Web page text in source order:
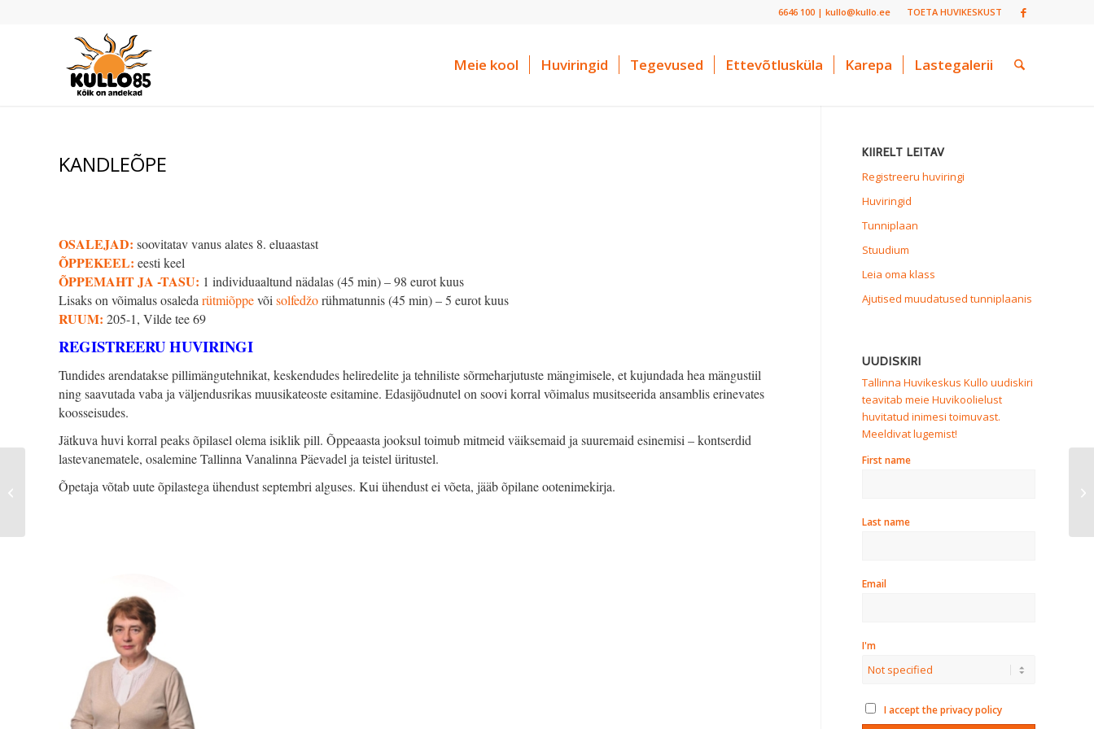
TOETA HUVIKESKUST
6646 100 | kullo@kullo.ee
Meie kool Huviringid Tegevused Ettevõtlusküla Karepa Lastegalerii
KANDLEÕPE
OSALEJAD: soovitatav vanus alates 8. eluaastast
ÕPPEKEEL: eesti keel
ÕPPEMAHT JA -TASU: 1 individuaaltund nädalas (45 min) – 98 eurot kuus
Lisaks on võimalus osaleda rütmiõppevõi solfedžorühmatunnis (45 min) – 5 eurot kuus
RUUM: 205-1, Vilde tee 69
REGISTREERU HUVIRINGI
Tundides arendatakse pillimängutehnikat, keskendudes heliredelite ja tehniliste sõrmeharjutuste mängimisele, et kujundada hea mängustiil
ning saavutada vaba ja väljendusrikas muusikateoste esitamine. Edasijõudnutel on soovi korral võimalus musitseerida ansamblis erinevates
koosseisudes.
Jätkuva huvi korral peaks õpilasel olema isiklik pill. Õppeaasta jooksul toimub mitmeid väiksemaid ja suuremaid esinemisi – kontserdid
lastevanematele, osalemine Tallinna Vanalinna Päevadel ja teistel üritustel.
Õpetaja võtab uute õpilastega ühendust septembri alguses. Kui ühendust ei võeta, jääb õpilane ootenimekirja.
KIIRELT LEITAV
Registreeru huviringi
Huviringid
Tunniplaan
Stuudium
Leia oma klass
Ajutised muudatused tunniplaanis
UUDISKIRI
Tallinna Huvikeskus Kullo uudiskiri
teavitab meie Huvikoolielust
huvitatud inimesi toimuvast.
Meeldivat lugemist!
First name
Last name
Email
I'm
I accept the privacy policy
INSTRUMENTAALANSAMBEL SÕLEKE